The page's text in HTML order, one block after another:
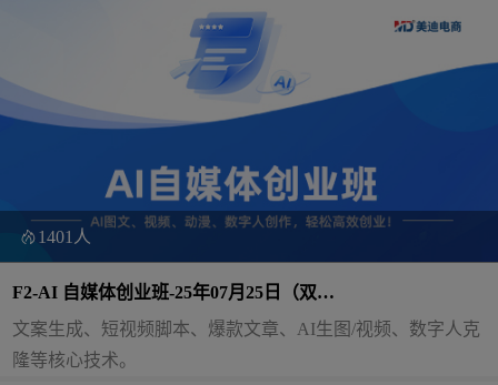
1401人
F2-AI 自媒体创业班-25年07月25日（双
师）
文案生成、短视频脚本、爆款文章、AI生图/视频、数字人克
隆等核心技术。